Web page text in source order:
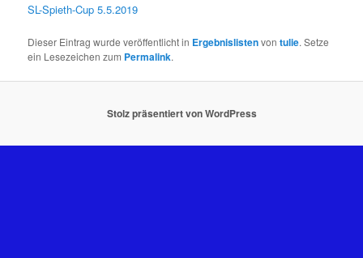
SL-Spieth-Cup 5.5.2019
Dieser Eintrag wurde veröffentlicht in Ergebnislistenvontulie. Setze
ein Lesezeichen zum Permalink.
Stolz präsentiert von WordPress